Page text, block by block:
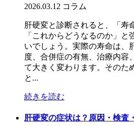
2026.03.12 コラム
肝硬変と診断されると、「寿
「これからどうなるのか」
いでしょう。実際の寿命は、
度、合併症の有無、治療内容
て大きく変わります。そのた
と...
続きを読む
肝硬変の症状は？原因・検査